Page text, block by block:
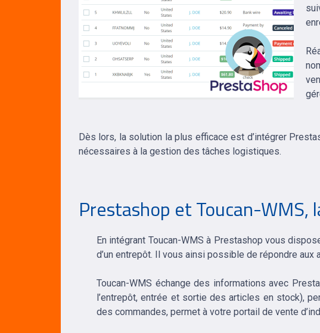
Dès lors, la solution la plus efficace est d’intégrer
nécessaires à la gestion des tâches logistiques.
Prestashop et Toucan-
En intégrant Toucan-WMS à Prestashop vous
d’un entrepôt. Il vous ainsi possible de répondre
Toucan-WMS échange des informations avec
l’entrepôt, entrée et sortie des articles en stock),
des commandes, permet à votre portail de vente